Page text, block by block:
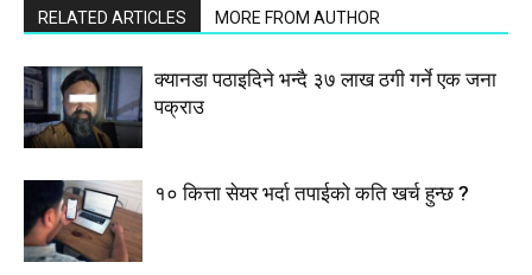
RELATED ARTICLES MORE FROM AUTHOR
क्यानडा पठाइदिने भन्दै ३७ लाख ठगी गर्ने एक जना
पक्राउ
१० कित्ता सेयर भर्दा तपाईको कति खर्च हुन्छ ?